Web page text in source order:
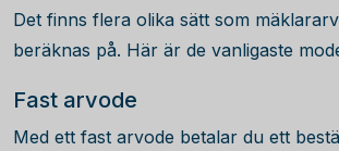
Det finns flera olika sätt som
beräknas på. Här är de vanligaste
Fast arvode
Med ett fast arvode betalar du ett